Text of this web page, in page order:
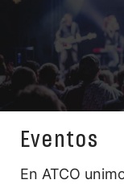
Eventos
En ATCO